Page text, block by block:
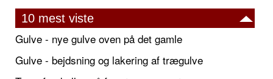
10 mest viste
Gulve - nye gulve oven på det gamle
Gulve - bejdsning og lakering af trægulve